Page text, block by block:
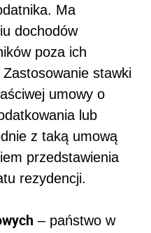
Ma
dochodów
poza ich
stawki
umowy o
lub
z taką umową
przedstawienia
rezydencji.
– państwo w